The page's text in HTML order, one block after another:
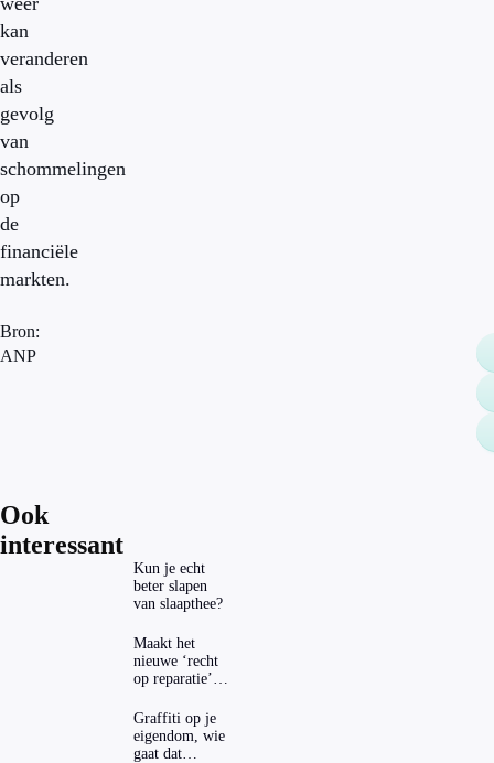
kan
veranderen
als
gevolg
van
schommelingen
op
de
financiële
markten.
Bron:
ANP
Ook
interessant
Kun je echt
beter slapen
van slaapthee?
Maakt het
nieuwe ‘recht
op reparatie’
echt
aantrekkelijker?
Graffiti op je
eigendom, wie
gaat dat